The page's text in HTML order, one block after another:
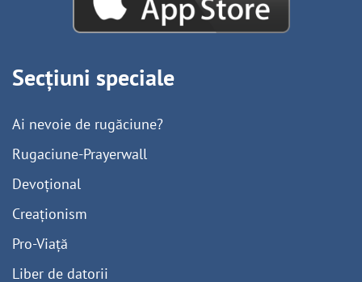
Secțiuni speciale
Ai nevoie de rugăciune?
Rugaciune-Prayerwall
Devoțional
Creaționism
Pro-Viață
Liber de datorii